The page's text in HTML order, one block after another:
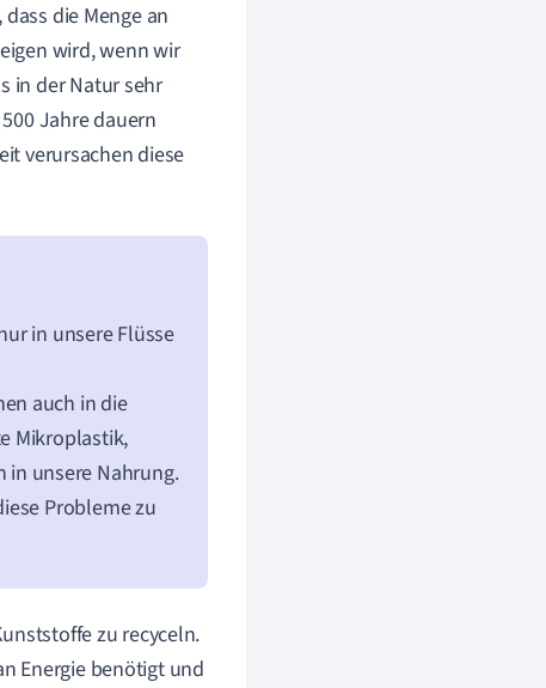
die Menge an
wird, wenn wir
in der Natur sehr
Jahre dauern
verursachen diese
in unsere Flüsse
auch in die
Mikroplastik,
in unsere Nahrung.
Probleme zu
zu recyceln.
Energie benötigt und